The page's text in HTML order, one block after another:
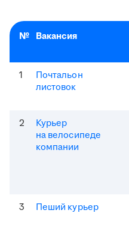
№ Вакансия
1
Почтальон
листовок
2
Курьер
на велосипеде
компании
3 Пеший курьер